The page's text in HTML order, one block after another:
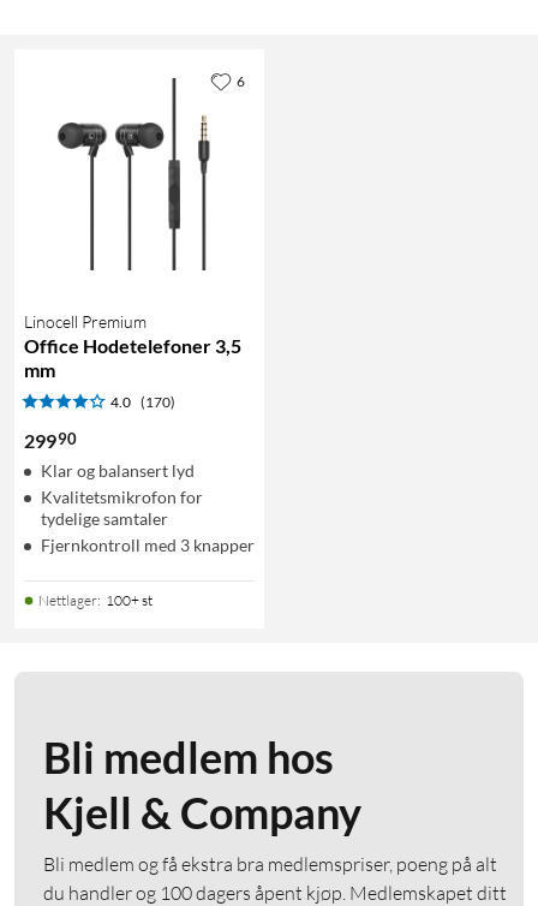
Linocell Premium
Office Hodetelefoner 3,5
mm
4.0 (170)
29990
Klar og balansert lyd
Kvalitetsmikrofon for
tydelige samtaler
Fjernkontroll med 3 knapper
Nettlager: 100+ st
6
Bli medlem hos
Kjell & Company
Bli medlem og få ekstra bra medlemspriser, poeng på alt
du handler og 100 dagers åpent kjøp. Medlemskapet ditt